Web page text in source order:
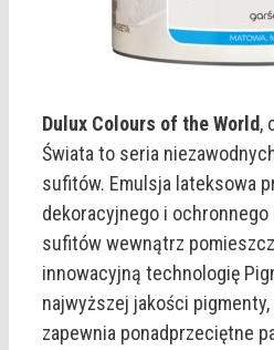
Dulux Colours of the World,
Świata to seria
sufitów. Emulsja lateksowa
dekoracyjnego i ochronnego
sufitów wewnątrz
innowacyjną technologię
najwyższej jakości
zapewnia ponadprzeciętne